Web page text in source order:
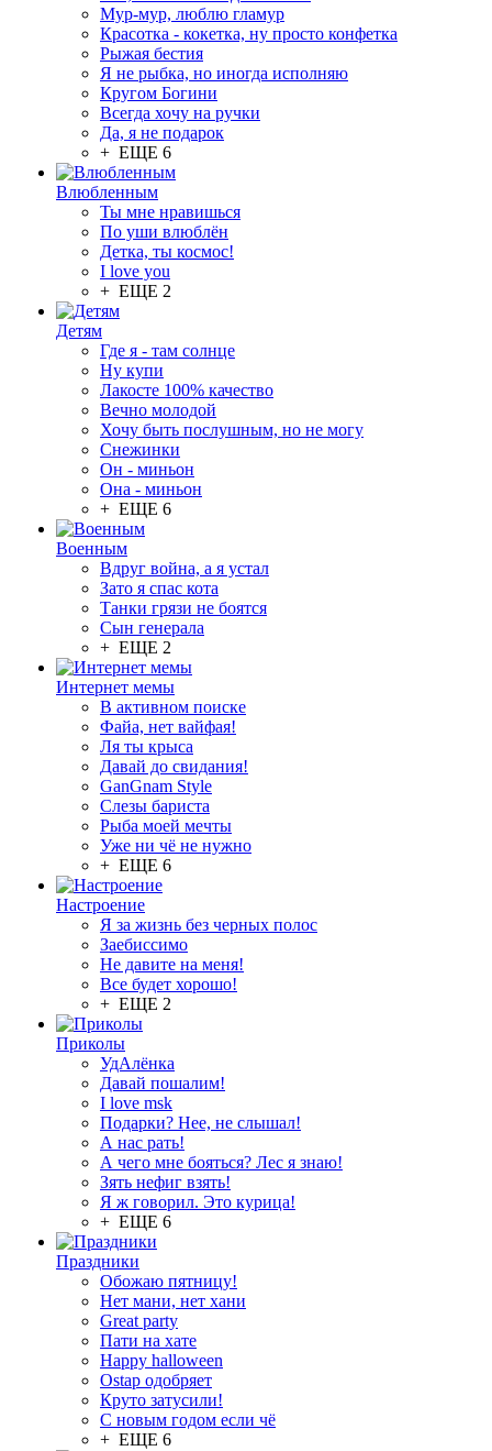
Мур-мур, люблю гламур
Красотка - кокетка, ну просто конфетка
Рыжая бестия
Я не рыбка, но иногда исполняю
Кругом Богини
Всегда хочу на ручки
Да, я не подарок
+ ЕЩЕ 6
Влюбленным
Ты мне нравишься
По уши влюблён
Детка, ты космос!
I love you
+ ЕЩЕ 2
Детям
Где я - там солнце
Ну купи
Лакосте 100% качество
Вечно молодой
Хочу быть послушным, но не могу
Снежинки
Он - миньон
Она - миньон
+ ЕЩЕ 6
Военным
Вдруг война, а я устал
Зато я спас кота
Танки грязи не боятся
Сын генерала
+ ЕЩЕ 2
Интернет мемы
В активном поиске
Файа, нет вайфая!
Ля ты крыса
Давай до свидания!
GanGnam Style
Слезы бариста
Рыба моей мечты
Уже ни чё не нужно
+ ЕЩЕ 6
Настроение
Я за жизнь без черных полос
Заебиссимо
Не давите на меня!
Все будет хорошо!
+ ЕЩЕ 2
Приколы
УдАлёнка
Давай пошалим!
I love msk
Подарки? Нее, не слышал!
А нас рать!
А чего мне бояться? Лес я знаю!
Зять нефиг взять!
Я ж говорил. Это курица!
+ ЕЩЕ 6
Праздники
Обожаю пятницу!
Нет мани, нет хани
Great party
Пати на хате
Happy halloween
Ostap одобряет
Круто затусили!
С новым годом если чё
+ ЕЩЕ 6